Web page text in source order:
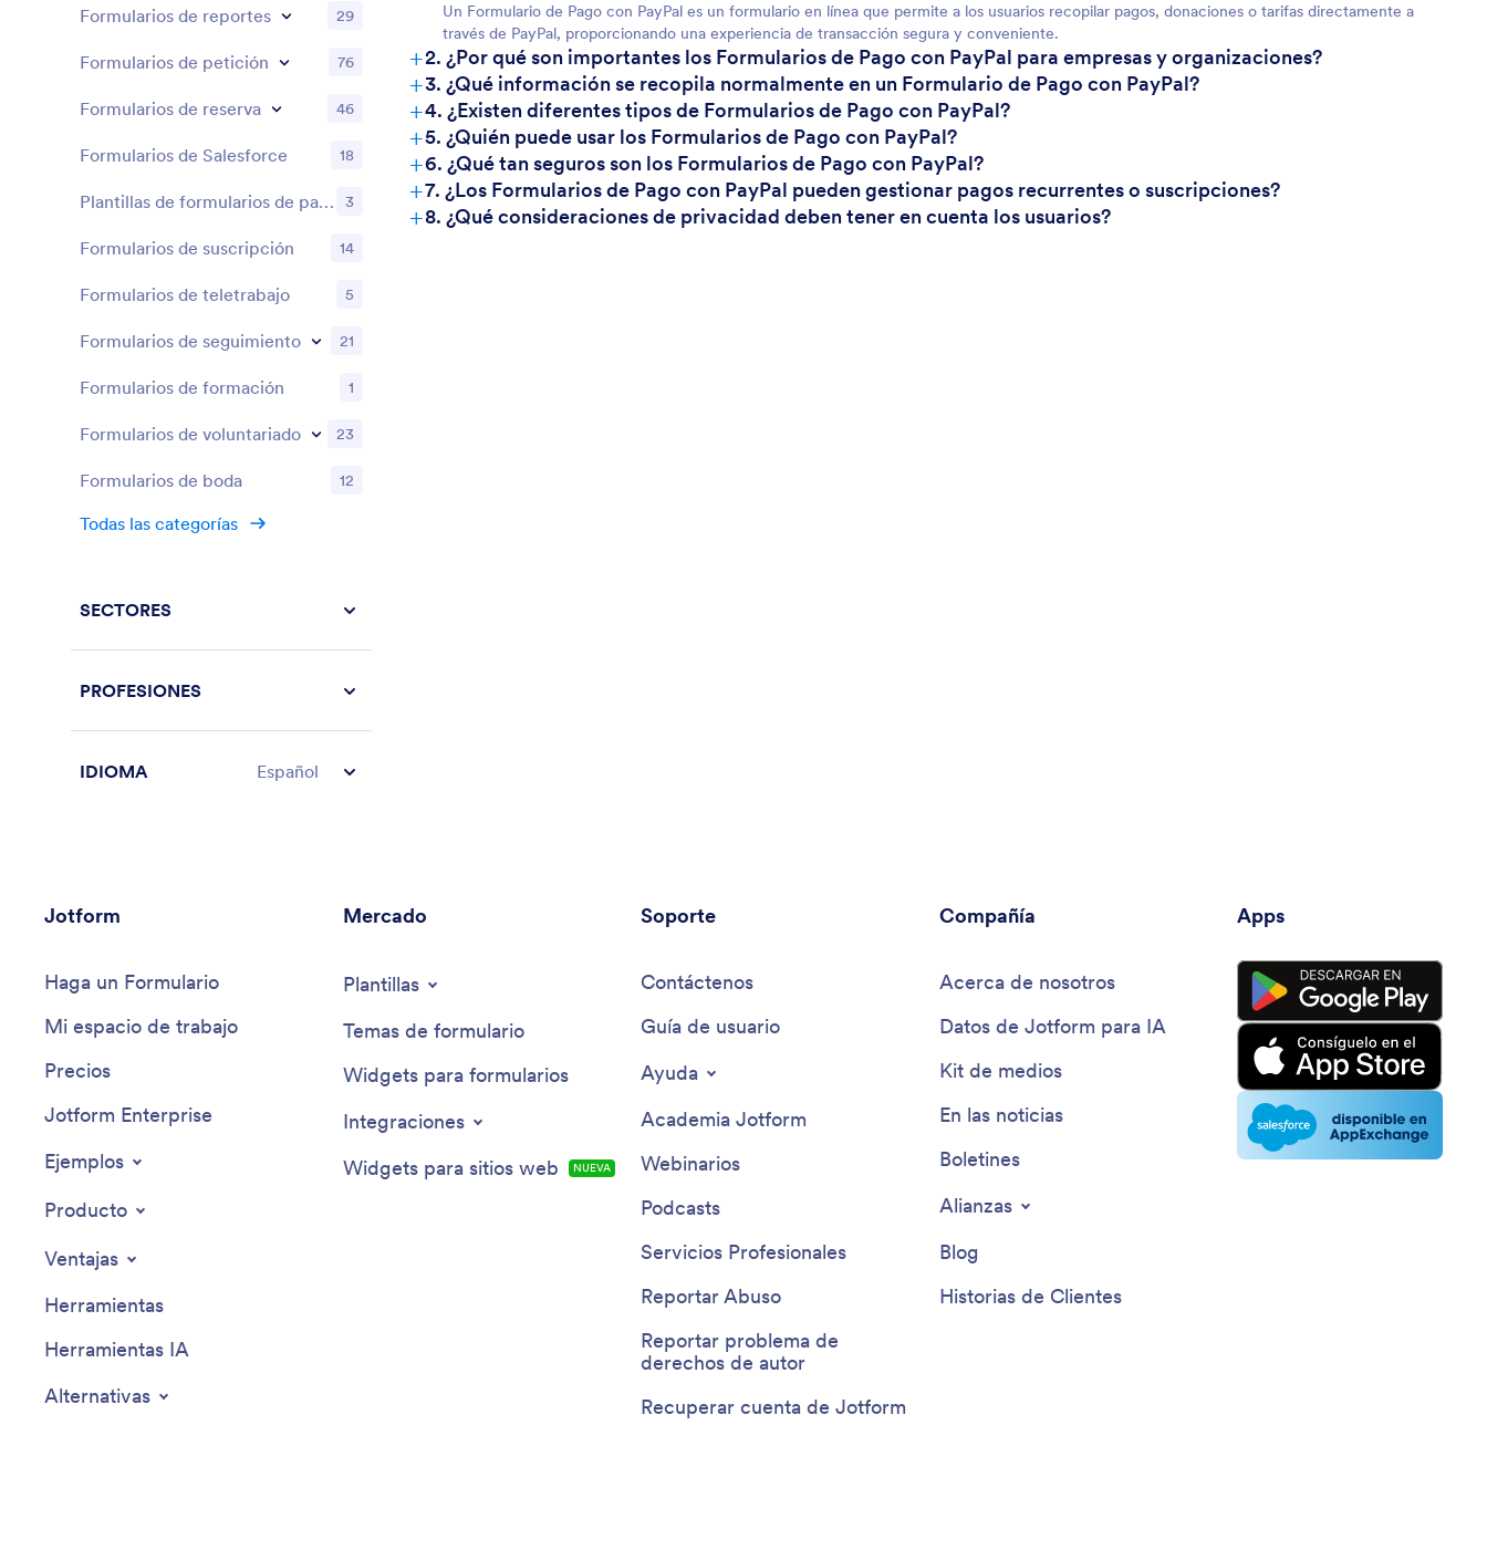
Un Formulario de Pago con PayPal es un formulario en línea que permite a los usuarios recopilar pagos, donaciones o tarifas directamente a
través de PayPal, proporcionando una experiencia de transacción segura y conveniente.
+2. ¿Por qué son importantes los Formularios de Pago con PayPal para empresas y organizaciones?
+3. ¿Qué información se recopila normalmente en un Formulario de Pago con PayPal?
+4. ¿Existen diferentes tipos de Formularios de Pago con PayPal?
+5. ¿Quién puede usar los Formularios de Pago con PayPal?
+6. ¿Qué tan seguros son los Formularios de Pago con PayPal?
+7. ¿Los Formularios de Pago con PayPal pueden gestionar pagos recurrentes o suscripciones?
+8. ¿Qué consideraciones de privacidad deben tener en cuenta los usuarios?
Formularios de reportes 29
Formularios de petición 76
Formularios de reserva 46
Formularios de Salesforce 18
Plantillas de formularios de patrocinio 3
Formularios de suscripción 14
Formularios de teletrabajo 5
Formularios de seguimiento 21
Formularios de formación 1
Formularios de voluntariado 23
Formularios de boda 12
Todas las categorías
SECTORES
PROFESIONES
IDIOMA Español
Jotform
Haga un Formulario
Mi espacio de trabajo
Precios
Jotform Enterprise
Ejemplos
Producto
Ventajas
Herramientas
Herramientas IA
Alternativas
Mercado
Plantillas
Temas de formulario
Widgets para formularios
Integraciones
Widgets para sitios web
NUEVA
Soporte
Contáctenos
Guía de usuario
Ayuda
Academia Jotform
Webinarios
Podcasts
Servicios Profesionales
Reportar Abuso
Reportar problema de
derechos de autor
Recuperar cuenta de Jotform
Compañía
Acerca de nosotros
Datos de Jotform para IA
Kit de medios
En las noticias
Boletines
Alianzas
Blog
Historias de Clientes
Apps